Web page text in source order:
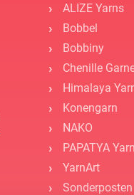
ALIZE Yarns
Bobbel
Bobbiny
Chenille
Himalaya
Konengarn
NAKO
PAPATYA
YarnArt
Sonderposten